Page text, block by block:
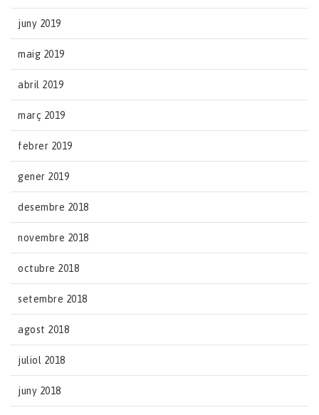
juny 2019
maig 2019
abril 2019
març 2019
febrer 2019
gener 2019
desembre 2018
novembre 2018
octubre 2018
setembre 2018
agost 2018
juliol 2018
juny 2018